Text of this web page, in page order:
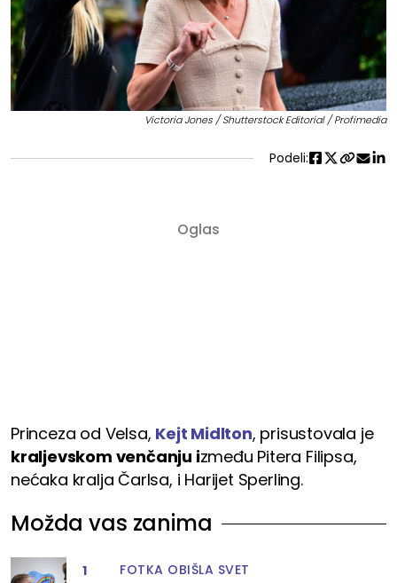
Victoria Jones / Shutterstock Editorial / Profimedia
Podeli:
Princeza od Velsa, Kejt Midlton, prisustovala je
kraljevskom venčanju između Pitera Filipsa,
nećaka kralja Čarlsa, i Harijet Sperling.
Možda vas zanima
1 FOTKA OBIŠLA SVET